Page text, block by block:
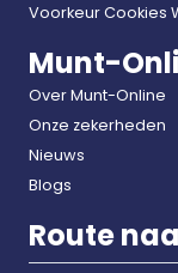
Voorkeur Cookies
Munt-
Over Munt-Online
Onze zekerheden
Nieuws
Blogs
Route